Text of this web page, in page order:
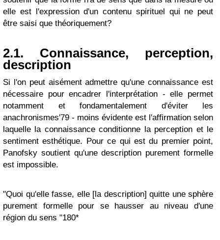
elle est l'expression d'un contenu spirituel qui ne peut
être saisi que théoriquement?
2.1. Connaissance, perception,
description
Si l'on peut aisément admettre qu'une connaissance est
nécessaire pour encadrer l'interprétation - elle permet
notamment et fondamentalement d'éviter les
anachronismes'79 - moins évidente est l'affirmation selon
laquelle la connaissance conditionne la perception et le
sentiment esthétique. Pour ce qui est du premier point,
Panofsky soutient qu'une description purement formelle
est impossible.
"Quoi qu'elle fasse, elle [la description] quitte une sphère
purement formelle pour se hausser au niveau d'une
région du sens "180*